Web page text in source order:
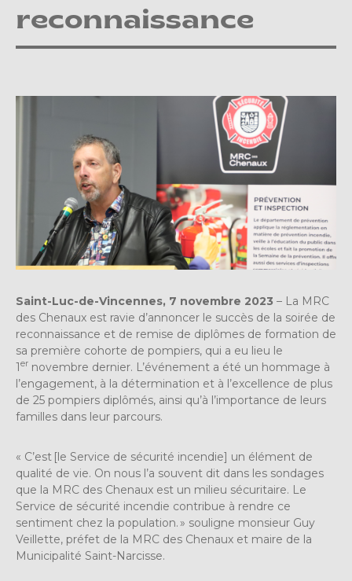
reconnaissance
Saint-Luc-de-Vincennes, 7 novembre 2023 – La MRC
des Chenaux est ravie d’annoncer le succès de la soirée de
reconnaissance et de remise de diplômes de formation de
sa première cohorte de pompiers, qui a eu lieu le
1er novembre dernier. L’événement a été un hommage à
l’engagement, à la détermination et à l’excellence de plus
de 25 pompiers diplômés, ainsi qu’à l’importance de leurs
familles dans leur parcours.
« C’est [le Service de sécurité incendie] un élément de
qualité de vie. On nous l’a souvent dit dans les sondages
que la MRC des Chenaux est un milieu sécuritaire. Le
Service de sécurité incendie contribue à rendre ce
sentiment chez la population. » souligne monsieur Guy
Veillette, préfet de la MRC des Chenaux et maire de la
Municipalité Saint-Narcisse.